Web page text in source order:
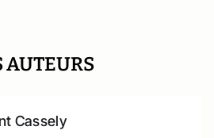
AUTEURS
Cassely